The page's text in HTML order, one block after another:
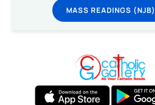
MASS READINGS (NJB)